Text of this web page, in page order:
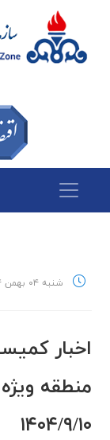
شنبه ۰۴ بهمن ۱۴۰۴
اخبار
منطقه
۱۴۰۴/۹/۱۰